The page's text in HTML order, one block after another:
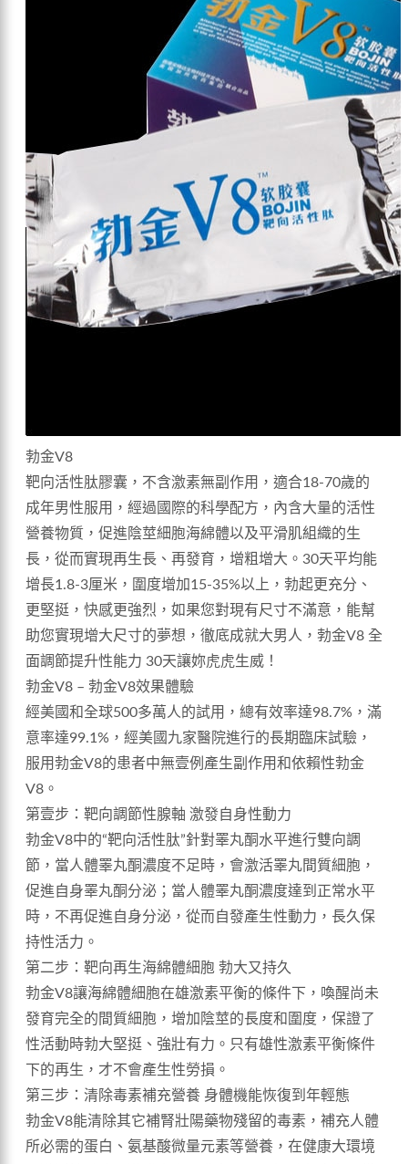
勃金V8
靶向活性肽膠囊，不含激素無副作用，適合18-70歲的
成年男性服用，經過國際的科學配方，內含大量的活性
營養物質，促進陰莖細胞海綿體以及平滑肌組織的生
長，從而實現再生長、再發育，增粗增大。30天平均能
增長1.8-3厘米，圍度增加15-35%以上，勃起更充分、
更堅挺，快感更強烈，如果您對現有尺寸不滿意，能幫
助您實現增大尺寸的夢想，徹底成就大男人，勃金V8 全
面調節提升性能力 30天讓妳虎虎生威！
勃金V8 – 勃金V8效果體驗
經美國和全球500多萬人的試用，總有效率達98.7%，滿
意率達99.1%，經美國九家醫院進行的長期臨床試驗，
服用勃金V8的患者中無壹例產生副作用和依賴性勃金
V8。
第壹步：靶向調節性腺軸 激發自身性動力
勃金V8中的“靶向活性肽”針對睪丸酮水平進行雙向調
節，當人體睪丸酮濃度不足時，會激活睪丸間質細胞，
促進自身睪丸酮分泌；當人體睪丸酮濃度達到正常水平
時，不再促進自身分泌，從而自發產生性動力，長久保
持性活力。
第二步：靶向再生海綿體細胞 勃大又持久
勃金V8讓海綿體細胞在雄激素平衡的條件下，喚醒尚未
發育完全的間質細胞，增加陰莖的長度和圍度，保證了
性活動時勃大堅挺、強壯有力。只有雄性激素平衡條件
下的再生，才不會產生性勞損。
第三步：清除毒素補充營養 身體機能恢復到年輕態
勃金V8能清除其它補腎壯陽藥物殘留的毒素，補充人體
所必需的蛋白、氨基酸微量元素等營養，在健康大環境